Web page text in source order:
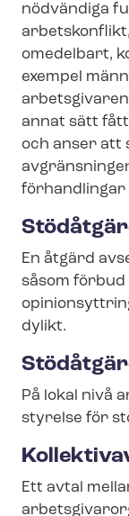
nödvändiga
omedelbart,
exempel
annat sätt
och anser att
förhandlingar
En åtgärd
såsom
dylikt.
På lokal nivå
styrelse för
Ett avtal